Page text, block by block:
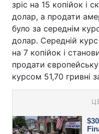
зріс на 15 копійок і
долар, а продати
було за середнім
долар. Середній
на 7 копійок і
продати
курсом 51,70 гривні